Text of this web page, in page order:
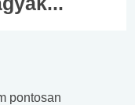
pontosan